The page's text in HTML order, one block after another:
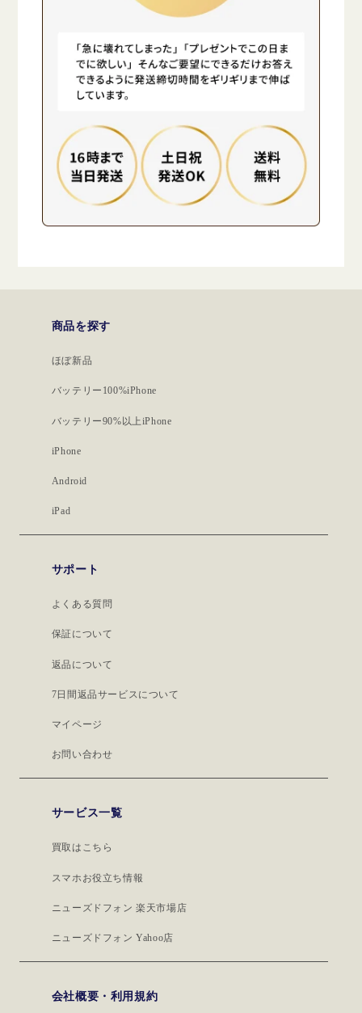
商品を探す
ほぼ新品
バッテリー100%iPhone
バッテリー90%以上iPhone
iPhone
Android
iPad
サポート
よくある質問
保証について
返品について
7日間返品サービスについて
マイページ
お問い合わせ
サービス一覧
買取はこちら
スマホお役立ち情報
ニューズドフォン 楽天市場店
ニューズドフォン Yahoo店
会社概要・利用規約